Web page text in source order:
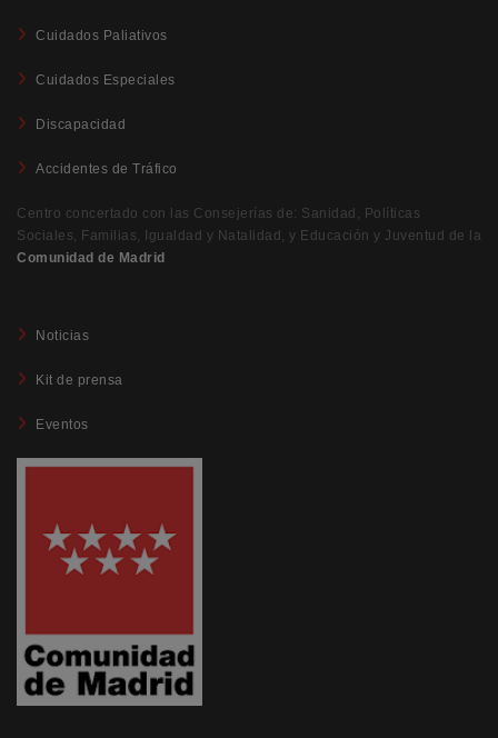
Cuidados Paliativos
Cuidados Especiales
Discapacidad
Accidentes de Tráfico
Centro concertado con las Consejerías de: Sanidad, Políticas
Sociales, Familias, Igualdad y Natalidad, y Educación y Juventud de la
Comunidad de Madrid
Noticias
Kit de prensa
Eventos